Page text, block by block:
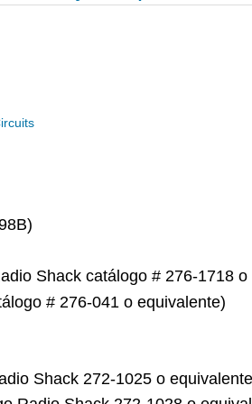
Shack catálogo # 276-1718 o
# 276-041 o equivalente)
Shack 272-1025 o